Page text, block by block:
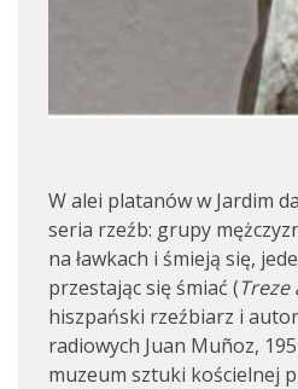
W alei platanów w Jardim
seria rzeźb: grupy
na ławkach i śmieją się,
przestając się śmiać (Treze
hiszpański rzeźbiarz i
radiowych Juan Muñoz,
muzeum sztuki kościelnej